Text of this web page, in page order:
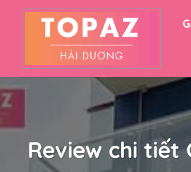
Review chi tiết